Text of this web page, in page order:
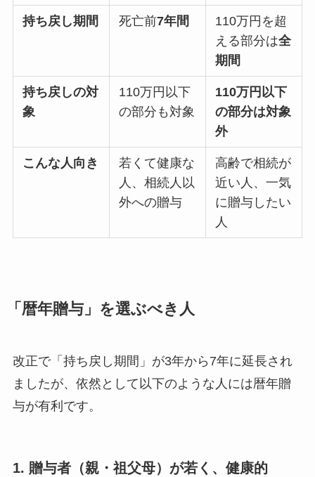
持ち戻し期間 死亡前7年間
110万円を超
える部分は全
期間
持ち戻しの対
象
110万円以下
の部分も対象
110万円以下
の部分は対象
外
こんな人向き
若くて健康な
人、相続人以
外への贈与
高齢で相続が
近い人、一気
に贈与したい
人
「暦年贈与」を選ぶべき人
改正で「持ち戻し期間」が3年から7年に延長され
ましたが、依然として以下のような人には暦年贈
与が有利です。
1. 贈与者（親・祖父母）が若く、健康的